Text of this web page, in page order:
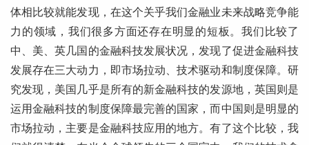
体相比较就能发现，在这个关乎我们金融业未来战略竞争能
力的领域，我们很多方面还存在明显的短板。我们比较了
中、美、英几国的金融科技发展状况，发现了促进金融科技
发展存在三大动力，即市场拉动、技术驱动和制度保障。研
究发现，美国几乎是所有的新金融科技的发源地，英国则是
运用金融科技的制度保障最完善的国家，而中国则是明显的
市场拉动，主要是金融科技应用的地方。有了这个比较，我